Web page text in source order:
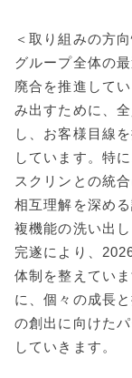
＜取り組みの方
グループ全体の
廃合を推進して
み出すために、
し、お客様目線
しています。特
スクリンとの統
相互理解を深め
複機能の洗い出
完遂により、
体制を整えてい
に、個々の成長
の創出に向けた
していきます。